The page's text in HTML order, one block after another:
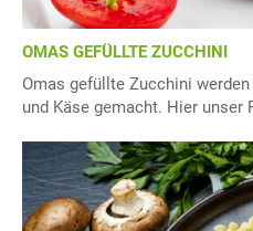
OMAS GEFÜLLTE ZUCCHINI
Omas gefüllte Zucchini
und Käse gemacht. Hier unser